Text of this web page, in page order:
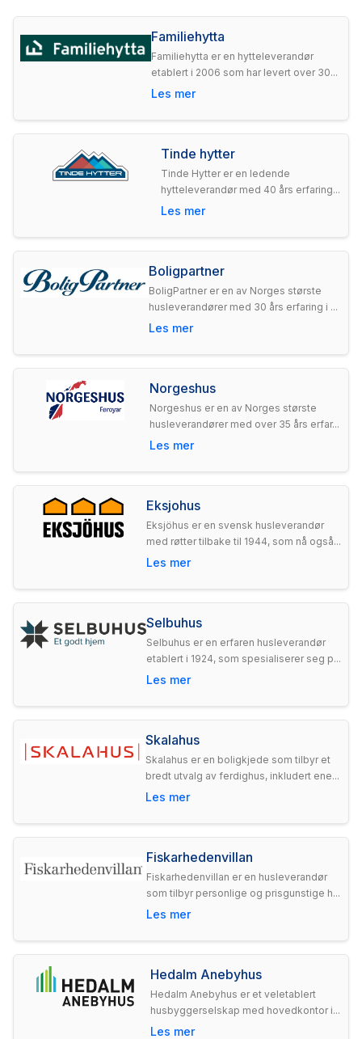
Familiehytta
Familiehytta er en hytteleverandør
etablert i 2006 som har levert over 30...
Les mer
Tinde hytter
Tinde Hytter er en ledende
hytteleverandør med 40 års erfaring...
Les mer
Boligpartner
BoligPartner er en av Norges største
husleverandører med 30 års erfaring i ...
Les mer
Norgeshus
Norgeshus er en av Norges største
husleverandører med over 35 års erfar...
Les mer
Eksjohus
Eksjöhus er en svensk husleverandør
med røtter tilbake til 1944, som nå også...
Les mer
Selbuhus
Selbuhus er en erfaren husleverandør
etablert i 1924, som spesialiserer seg p...
Les mer
Skalahus
Skalahus er en boligkjede som tilbyr et
bredt utvalg av ferdighus, inkludert ene...
Les mer
Fiskarhedenvillan
Fiskarhedenvillan er en husleverandør
som tilbyr personlige og prisgunstige h...
Les mer
Hedalm Anebyhus
Hedalm Anebyhus er et veletablert
husbyggerselskap med hovedkontor i...
Les mer